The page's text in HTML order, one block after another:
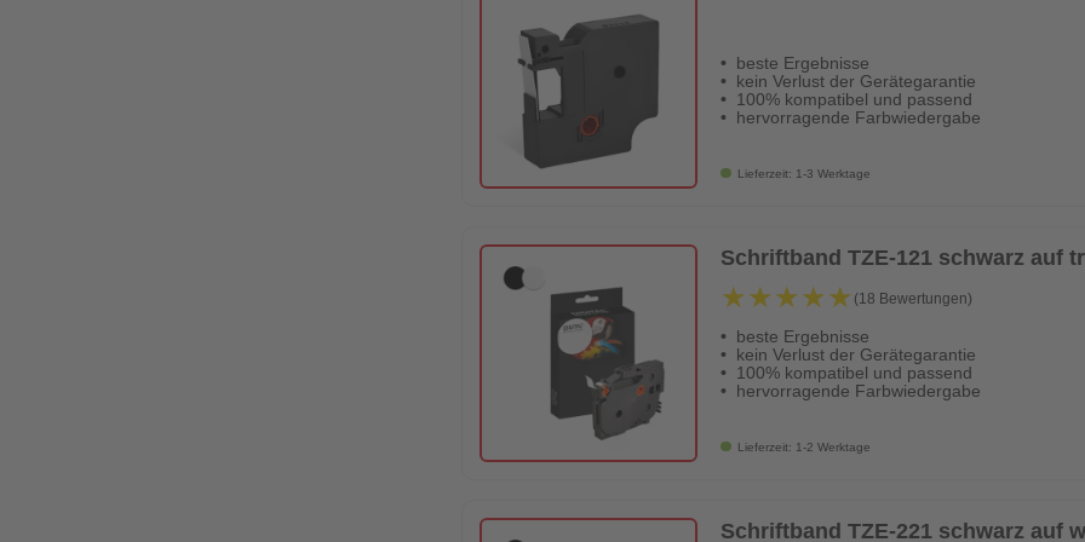
beste Ergebnisse
kein Verlust der Gerätegarantie
100% kompatibel und passend
hervorragende Farbwiedergabe
Lieferzeit: 1-3 Werktage
Schriftband TZE-121 schwarz auf
★★★★★
★★★★★ (18 Bewertungen)
beste Ergebnisse
kein Verlust der Gerätegarantie
100% kompatibel und passend
hervorragende Farbwiedergabe
Lieferzeit: 1-2 Werktage
Schriftband TZE-221 schwarz auf